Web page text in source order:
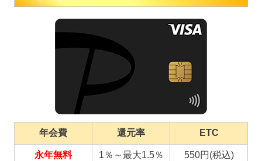
年会費 還元率 ETC
永年無料 1％～最大1.5％ 550円(税込)